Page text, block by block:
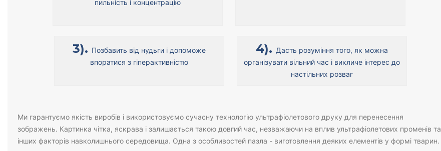
пильність і концентрацію
3). Позбавить від нудьги і допоможе
впоратися з гіперактивністю
4). Дасть розуміння того, як можна
організувати вільний час і викличе інтерес до
настільних розваг
Ми гарантуємо якість виробів і використовуємо сучасну технологію ультрафіолетового друку для перенесення
зображень. Картинка чітка, яскрава і залишається такою довгий час, незважаючи на вплив ультрафіолетових променів та
інших факторів навколишнього середовища. Одна з особливостей пазла - виготовлення деяких елементів у формі тварин.